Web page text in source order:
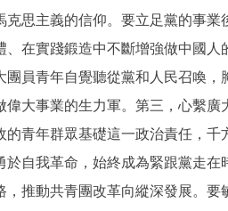
克思主義的信仰。要立足黨的事
在實踐鍛造中不斷增強做中國
員青年自覺聽從黨和人民召喚
偉大事業的生力軍。第三，心繫
的青年群眾基礎這一政治責任，
自我革命，始終成為緊跟黨走
，推動共青團改革向縱深發展。